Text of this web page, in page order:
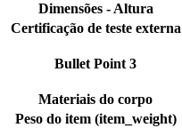
Dimensões - Altura
Certificação de teste externa
Bullet Point 3
Materiais do corpo
Peso do item (item_weight)